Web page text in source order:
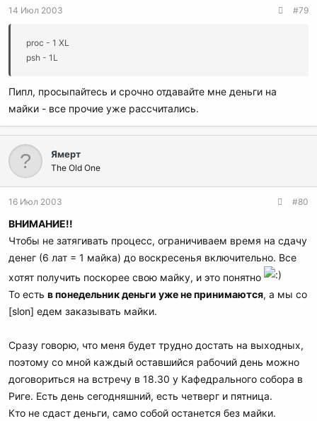
14 Июл 2003 #79
proc - 1 XL
psh - 1L
Пипл, просыпайтесь и срочно отдавайте мне деньги на
майки - все прочие уже рассчитались.
Ямерт
The Old One
16 Июл 2003 #80
ВНИМАНИЕ!!
Чтобы не затягивать процесс, ограничиваем время на сдачу
денег (6 лат = 1 майка) до воскресенья включительно. Все
хотят получить поскорее свою майку, и это понятно
То есть в понедельник деньги уже не принимаются, а мы сo
[slon] едем заказывать майки.
Сразу говорю, что меня будет трудно достать на выходных,
поэтому со мной каждый оставшийся рабочий день можно
договориться на встречу в 18.30 у Кафедрального собора в
Риге. Есть день сегодняшний, есть четверг и пятница.
Кто не сдаст деньги, само собой останется без майки.